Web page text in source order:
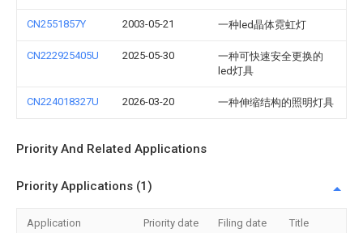
CN2551857Y 2003-05-21 一种led晶体霓虹灯
CN222925405U 2025-05-30
一种可快速安全更换的
led灯具
CN224018327U 2026-03-20 一种伸缩结构的照明灯具
Priority And Related Applications
Priority Applications (1)
Application Priority date Filing date Title